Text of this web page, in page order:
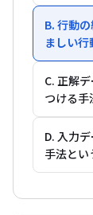
B. 行動
ましい行
C. 正解
つける手
D. 入力
手法とい